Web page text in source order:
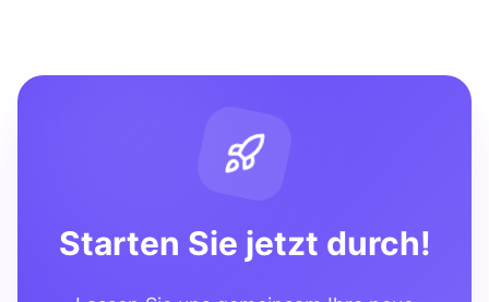
Starten Sie jetzt durch!